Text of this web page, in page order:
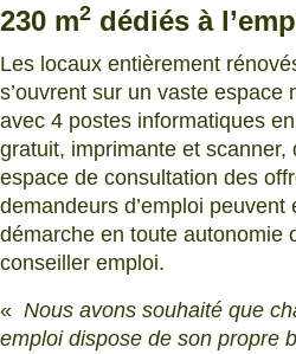
230 m2 dédiés à
Les locaux entièrement
s’ouvrent sur un vaste espace
avec 4 postes informatiques
gratuit, imprimante et scanner,
espace de consultation des
demandeurs d’emploi peuvent
démarche en toute autonomie
conseiller emploi.
« Nous avons souhaité que
emploi dispose de son propre